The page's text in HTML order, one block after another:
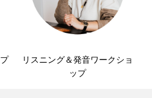
リスニング＆発音ワークショ
ップ